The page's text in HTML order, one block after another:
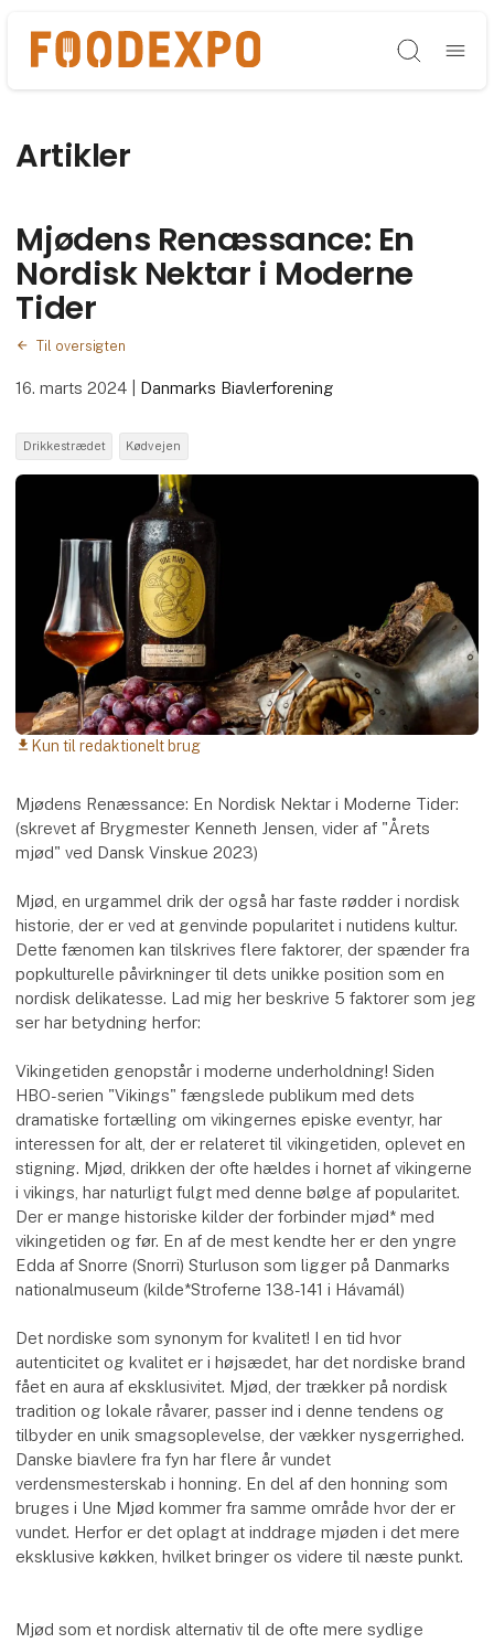
Søg
Artikler
Mjødens Renæssance: En
Nordisk Nektar i Moderne
Tider
Til oversigten
16. marts 2024 Danmarks Biavlerforening
Drikkestrædet Kødvejen
download Kun til redaktionelt brug
Mjødens Renæssance: En Nordisk Nektar i Moderne Tider:
(skrevet af Brygmester Kenneth Jensen, vider af "Årets
mjød" ved Dansk Vinskue 2023)
Mjød, en urgammel drik der også har faste rødder i nordisk
historie, der er ved at genvinde popularitet i nutidens kultur.
Dette fænomen kan tilskrives flere faktorer, der spænder fra
popkulturelle påvirkninger til dets unikke position som en
nordisk delikatesse. Lad mig her beskrive 5 faktorer som jeg
ser har betydning herfor:
Vikingetiden genopstår i moderne underholdning! Siden
HBO-serien "Vikings" fængslede publikum med dets
dramatiske fortælling om vikingernes episke eventyr, har
interessen for alt, der er relateret til vikingetiden, oplevet en
stigning. Mjød, drikken der ofte hældes i hornet af vikingerne
i vikings, har naturligt fulgt med denne bølge af popularitet.
Der er mange historiske kilder der forbinder mjød* med
vikingetiden og før. En af de mest kendte her er den yngre
Edda af Snorre (Snorri) Sturluson som ligger på Danmarks
nationalmuseum (kilde*Stroferne 138-141 i Hávamál)
Det nordiske som synonym for kvalitet! I en tid hvor
autenticitet og kvalitet er i højsædet, har det nordiske brand
fået en aura af eksklusivitet. Mjød, der trækker på nordisk
tradition og lokale råvarer, passer ind i denne tendens og
tilbyder en unik smagsoplevelse, der vækker nysgerrighed.
Danske biavlere fra fyn har flere år vundet
verdensmesterskab i honning. En del af den honning som
bruges i Une Mjød kommer fra samme område hvor der er
vundet. Herfor er det oplagt at inddrage mjøden i det mere
eksklusive køkken, hvilket bringer os videre til næste punkt.
Mjød som et nordisk alternativ til de ofte mere sydlige